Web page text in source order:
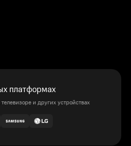
платформах
и других устройствах